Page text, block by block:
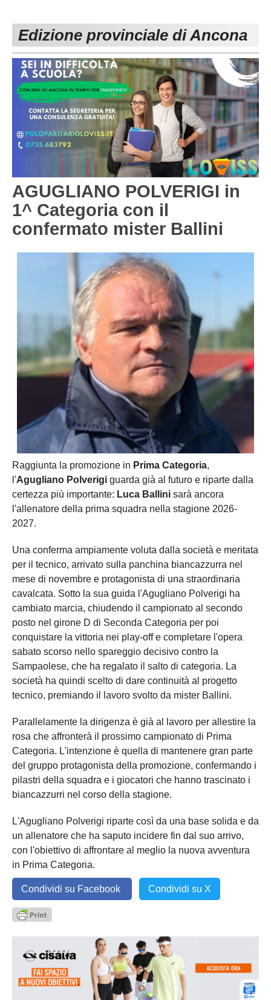
Carica la tua Rosa
1^ CATEGORIA
2^ CATEGORIA
3^ CATEGORIA
GIOVANILI
Edizione provinciale di Ancona
AGUGLIANO POLVERIGI in
1^ Categoria con il
confermato mister Ballini
Raggiunta la promozione in Prima Categoria,
l'Agugliano Polverigi guarda già al futuro e riparte dalla
certezza più importante: Luca Ballini sarà ancora
l'allenatore della prima squadra nella stagione 2026-
2027.
Una conferma ampiamente voluta dalla società e meritata
per il tecnico, arrivato sulla panchina biancazzurra nel
mese di novembre e protagonista di una straordinaria
cavalcata. Sotto la sua guida l'Agugliano Polverigi ha
cambiato marcia, chiudendo il campionato al secondo
posto nel girone D di Seconda Categoria per poi
conquistare la vittoria nei play-off e completare l'opera
sabato scorso nello spareggio decisivo contro la
Sampaolese, che ha regalato il salto di categoria. La
società ha quindi scelto di dare continuità al progetto
tecnico, premiando il lavoro svolto da mister Ballini.
Parallelamente la dirigenza è già al lavoro per allestire la
rosa che affronterà il prossimo campionato di Prima
Categoria. L'intenzione è quella di mantenere gran parte
del gruppo protagonista della promozione, confermando i
pilastri della squadra e i giocatori che hanno trascinato i
biancazzurri nel corso della stagione.
L'Agugliano Polverigi riparte così da una base solida e da
un allenatore che ha saputo incidere fin dal suo arrivo,
con l'obiettivo di affrontare al meglio la nuova avventura
in Prima Categoria.
Condividi su Facebook Condividi su X